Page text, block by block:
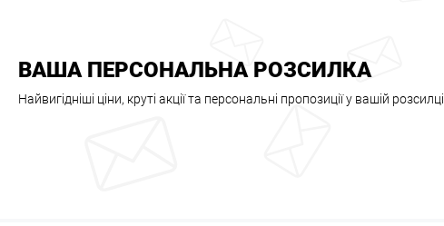
ВАША ПЕРСОНАЛЬНА РОЗСИЛКА
Найвигідніші ціни, круті акції та персональні пропозиції у вашій розсилці